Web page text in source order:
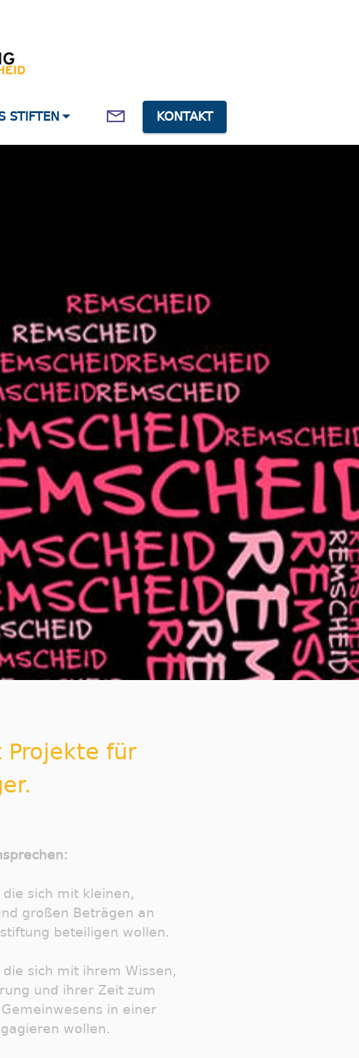
STIFTEN KONTAKT
Projekte für
die sich mit kleinen,
großen Beträgen an
beteiligen wollen.
die sich mit ihrem Wissen,
und ihrer Zeit zum
in einer
wollen.